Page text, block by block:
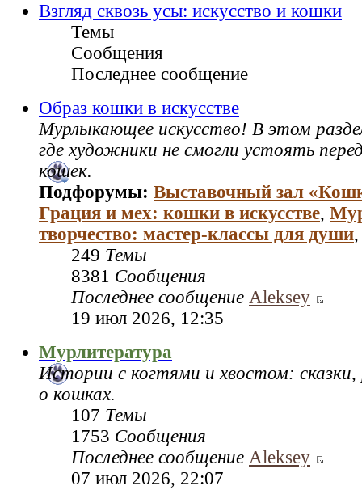
Взгляд сквозь усы: искусство и кошки
Темы
Сообщения
Последнее сообщение
Образ кошки в искусстве
Мурлыкающее искусство! В этом
где художники не смогли устоять
кошек.
Подфорумы: Выставочный зал
Грация и мех: кошки в искусстве,
творчество: мастер‑классы для души
249 Темы
8381 Сообщения
Последнее сообщение Aleksey
19 июл 2026, 12:35
Мурлитература
Истории с когтями и хвостом: сказки,
о кошках.
107 Темы
1753 Сообщения
Последнее сообщение Aleksey
07 июл 2026, 22:07